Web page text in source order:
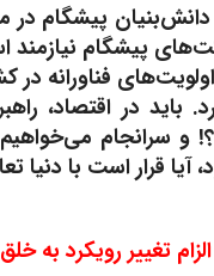
پیشگام
پیشگام
فناورانه
باید در
و سرانجام
قرار است با دنیا
الزام تغییر رویکرد به